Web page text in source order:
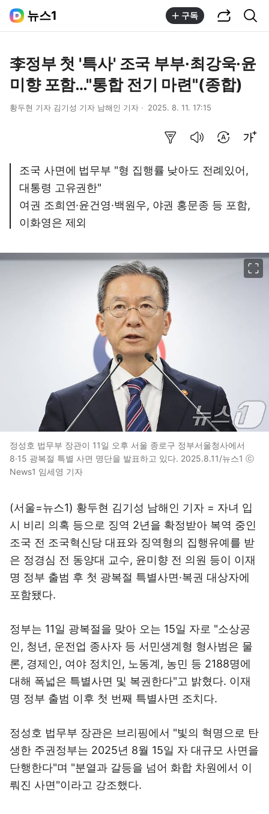
뉴스1 구독
李정부 첫 '특사' 조국 부부·최강욱·윤
미향 포함…"통합 전기 마련"(종합)
황두현 기자 김기성 기자 남해인 기자 2025. 8. 11. 17:15
조국 사면에 법무부 "형 집행률 낮아도 전례있어,
대통령 고유권한"
여권 조희연·윤건영·백원우, 야권 홍문종 등 포함,
이화영은 제외
정성호 법무부 장관이 11일 오후 서울 종로구 정부서울청사에서
8·15 광복절 특별 사면 명단을 발표하고 있다. 2025.8.11/뉴스1 ⓒ
News1 임세영 기자
(서울=뉴스1) 황두현 김기성 남해인 기자 = 자녀 입
시 비리 의혹 등으로 징역 2년을 확정받아 복역 중인
조국 전 조국혁신당 대표와 징역형의 집행유예를 받
은 정경심 전 동양대 교수, 윤미향 전 의원 등이 이재
명 정부 출범 후 첫 광복절 특별사면·복권 대상자에
포함됐다.
정부는 11일 광복절을 맞아 오는 15일 자로 "소상공
인, 청년, 운전업 종사자 등 서민생계형 형사범은 물
론, 경제인, 여야 정치인, 노동계, 농민 등 2188명에
대해 폭넓은 특별사면 및 복권한다"고 밝혔다. 이재
명 정부 출범 이후 첫 번째 특별사면 조치다.
정성호 법무부 장관은 브리핑에서 "빛의 혁명으로 탄
생한 주권정부는 2025년 8월 15일 자 대규모 사면을
단행한다"며 "분열과 갈등을 넘어 화합 차원에서 이
뤄진 사면"이라고 강조했다.